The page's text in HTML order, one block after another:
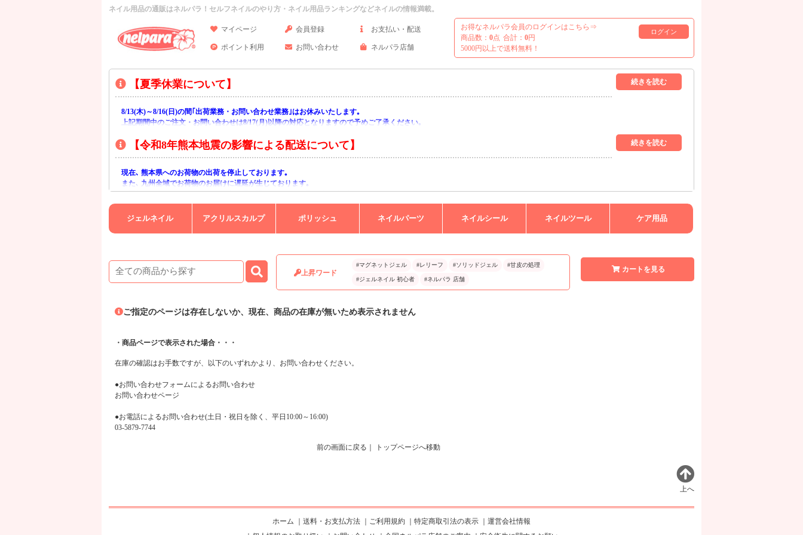
ネイル用品の通販はネルパラ！セルフネイルのやり方・ネイル用品ランキングなどネイルの情報満載。
マイページ 会員登録 お支払い・配送
ポイント利用 お問い合わせ ネルパラ店舗
お得なネルパラ会員のログインはこちら⇒
ログイン
商品数： 0点 合計： 0円
5000円以上で送料無料！
【夏季休業について】
8/13(木)～8/16(日)の間｢出荷業務・お問い合わせ業務｣はお休みいたします｡
上記期間中のご注文・お問い合わせは8/17(月)以降の対応となりますので予めご了承ください｡
【令和8年熊本地震の影響による配送について】
現在､ 熊本県へのお荷物の出荷を停止しております｡
また､ 九州全域でお荷物のお届けに遅延が生じております｡
ご不便をおかけいたしますが､ 何卒ご理解賜りますようお願い申し上げます｡
ジェルネイル アクリルスカルプ ポリッシュ ネイルパーツ ネイルシール ネイルツール ケア用品
上昇ワード
#マグネットジェル #レリーフ #ソリッドジェル #甘皮の処理
#ジェルネイル 初心者 #ネルパラ 店舗
カートを見る
ご指定のページは存在しないか、現在、商品の在庫が無いため表示されません
・商品ページで表示された場合・・・
在庫の確認はお手数ですが、以下のいずれかより、お問い合わせください。
●お問い合わせフォームによるお問い合わせ
お問い合わせページ
●お電話によるお問い合わせ(土日・祝日を除く、平日10:00～16:00)
03-5879-7744
前の画面に戻る トップページへ移動
上へ
ホーム 送料・お支払方法 ご利用規約 特定商取引法の表示
運営会社情報